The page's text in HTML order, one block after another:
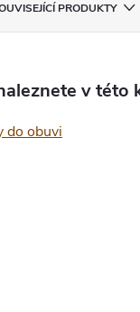
PRODUKTY
v této
do obuvi